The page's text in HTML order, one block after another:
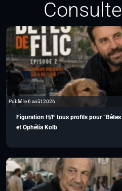
Publié le 6 août 2026
Figuration H/F tous profils pour
et Ophélia Kolb